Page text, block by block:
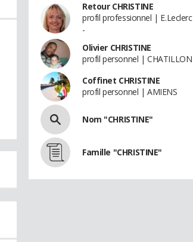
Retour CHRISTINE
profil professionnel | E.Leclerc
-
Olivier CHRISTINE
profil personnel | CHATILLON
Coffinet CHRISTINE
profil personnel | AMIENS
Nom "CHRISTINE"
Famille "CHRISTINE"